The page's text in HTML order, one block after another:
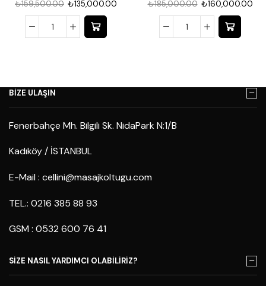
₺159,500.00 ₺135,000.00 ₺185,000.00 ₺160,000.00
BİZE ULAŞIN
Fenerbahçe Mh. Bilgili Sk. NidaPark N:1/B
Kadıköy / İSTANBUL
E-Mail : cellini@masajkoltugu.com
TEL.: 0216 385 88 93
GSM : 0532 600 76 41
SİZE NASIL YARDIMCI OLABİLİRİZ?